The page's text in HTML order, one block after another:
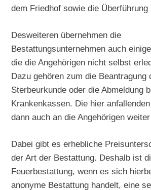
dem Friedhof sowie die Überführung
Desweiteren übernehmen die
Bestattungsunternehmen auch
die die Angehörigen nicht selbst
Dazu gehören zum die Beantragung
Sterbeurkunde oder die Abmeldung
Krankenkassen. Die hier
dann auch an die Angehörigen
Dabei gibt es erhebliche
der Art der Bestattung. Deshalb ist
Feuerbestattung, wenn es sich
anonyme Bestattung handelt, eine